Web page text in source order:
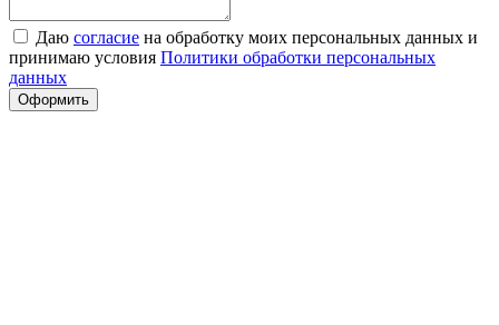
Даю согласие на обработку моих персональных данных и
принимаю условия Политики обработки персональных
данных
Оформить